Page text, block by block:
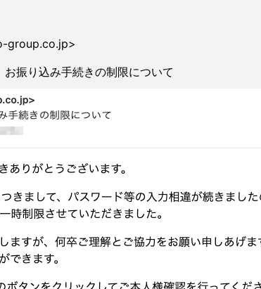
group.co.jp>
振り込み手続きの制限について